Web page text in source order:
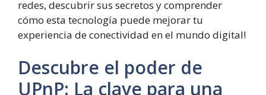
redes, descubrir sus secretos y comprender
cómo esta tecnología puede mejorar tu
experiencia de conectividad en el mundo digital!
Descubre el poder de
UPnP: La clave para una